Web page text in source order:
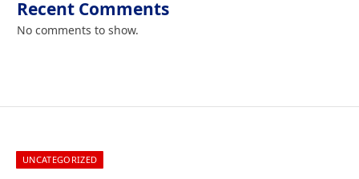
Recent Comments
No comments to show.
UNCATEGORIZED